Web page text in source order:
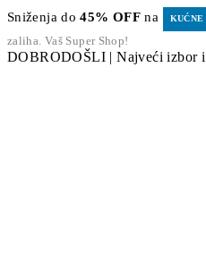
Sniženja do45% OFF na
zaliha. Vaš Super Shop!
DOBRODOŠLI | Najveći izbor